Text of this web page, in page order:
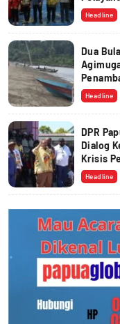
Headline
Dua
Headline
DPR
Dialog
Krisis
Headline